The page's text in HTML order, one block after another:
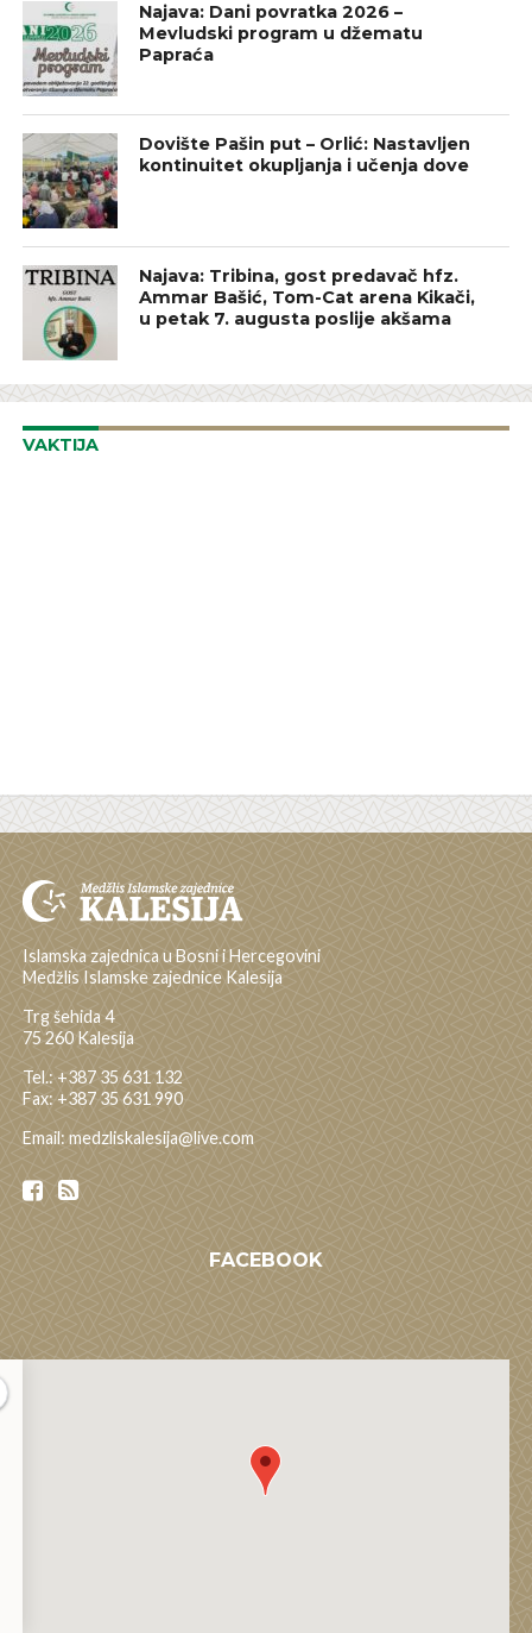
Najava: Dani povratka 2026 –
Mevludski program u džematu
Papraća
Dovište Pašin put – Orlić: Nastavljen
kontinuitet okupljanja i učenja dove
Najava: Tribina, gost predavač hfz.
Ammar Bašić, Tom-Cat arena Kikači,
u petak 7. augusta poslije akšama
VAKTIJA
Islamska zajednica u Bosni i Hercegovini
Medžlis Islamske zajednice Kalesija
Trg šehida 4
75 260 Kalesija
Tel.: +387 35 631 132
Fax: +387 35 631 990
Email: medzliskalesija@live.com
FACEBOOK